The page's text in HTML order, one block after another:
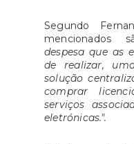
Segundo
mencionados
despesa que as
de realizar,
solução
comprar
serviços
eletrónicas.".